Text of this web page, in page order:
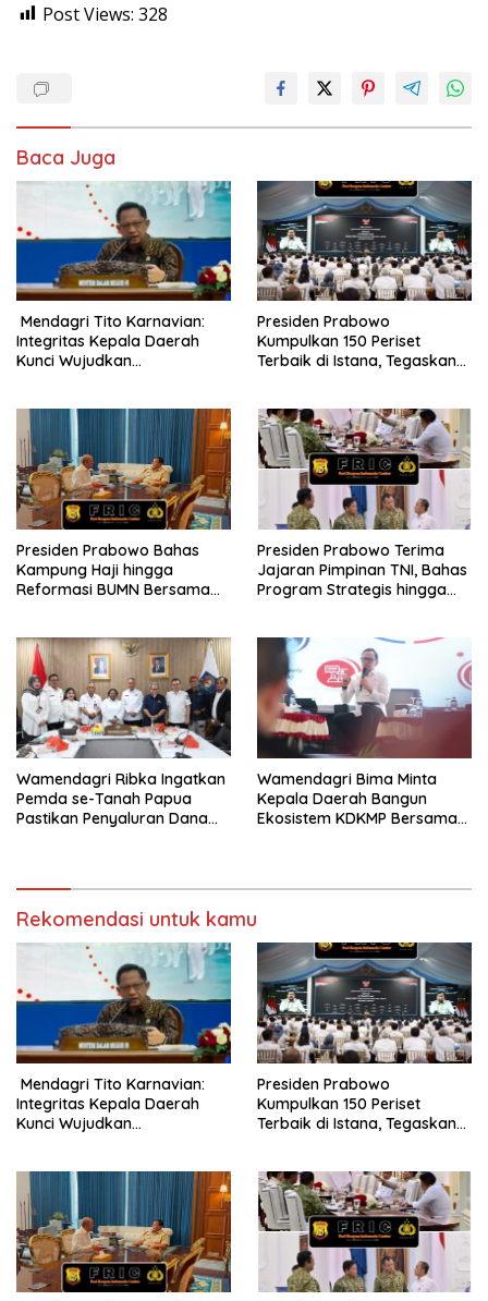
Post Views: 328
Baca Juga
Mendagri Tito Karnavian:
Integritas Kepala Daerah
Kunci Wujudkan
Presiden Prabowo
Kumpulkan 150 Periset
Terbaik di Istana, Tegaskan
Presiden Prabowo Bahas
Kampung Haji hingga
Reformasi BUMN Bersama
Presiden Prabowo Terima
Jajaran Pimpinan TNI, Bahas
Program Strategis hingga
Wamendagri Ribka Ingatkan
Pemda se-Tanah Papua
Pastikan Penyaluran Dana
Wamendagri Bima Minta
Kepala Daerah Bangun
Ekosistem KDKMP Bersama
Rekomendasi untuk kamu
Mendagri Tito Karnavian:
Integritas Kepala Daerah
Kunci Wujudkan
Presiden Prabowo
Kumpulkan 150 Periset
Terbaik di Istana, Tegaskan